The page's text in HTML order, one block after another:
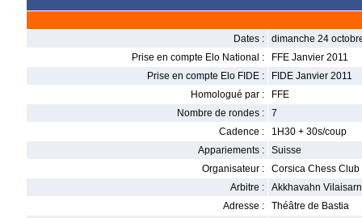
Dates :
dimanche 24
Prise en compte Elo National :
FFE Janvier 2011
Prise en compte Elo FIDE :
FIDE Janvier 2011
Homologué par :
FFE
Nombre de rondes :
7
Cadence :
1H30 + 30s/coup
Appariements :
Suisse
Organisateur :
Corsica Chess Club
Arbitre :
Akkhavahn Vilaisarn
Adresse :
Théâtre de Bastia